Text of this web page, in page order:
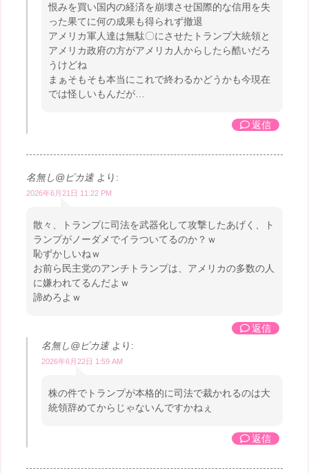
恨みを買い国内の経済を崩壊させ国際的な信用を失
った果てに何の成果も得られず撤退
アメリカ軍人達は無駄〇にさせたトランプ大統領と
アメリカ政府の方がアメリカ人からしたら酷いだろ
うけどね
まぁそもそも本当にこれで終わるかどうかも今現在
では怪しいもんだが…
返信
名無し@ピカ速 より:
2026年6月21日 11:22 PM
散々、トランプに司法を武器化して攻撃したあげく、ト
ランプがノーダメでイラついてるのか？ｗ
恥ずかしいねｗ
お前ら民主党のアンチトランプは、アメリカの多数の人
に嫌われてるんだよｗ
諦めろよｗ
返信
名無し@ピカ速 より:
2026年6月22日 1:59 AM
株の件でトランプが本格的に司法で裁かれるのは大
統領辞めてからじゃないんですかねぇ
返信